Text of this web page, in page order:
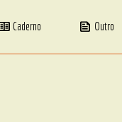
Caderno news Outro